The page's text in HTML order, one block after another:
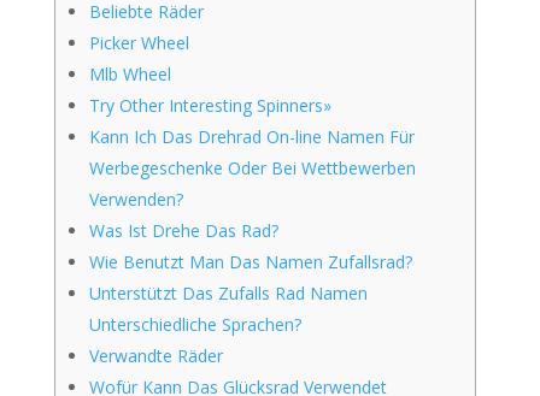
Beliebte Räder
Picker Wheel
Mlb Wheel
Try Other Interesting Spinners»
Kann Ich Das Drehrad On-line Namen Für
Werbegeschenke Oder Bei Wettbewerben
Verwenden?
Was Ist Drehe Das Rad?
Wie Benutzt Man Das Namen Zufallsrad?
Unterstützt Das Zufalls Rad Namen
Unterschiedliche Sprachen?
Verwandte Räder
Wofür Kann Das Glücksrad Verwendet